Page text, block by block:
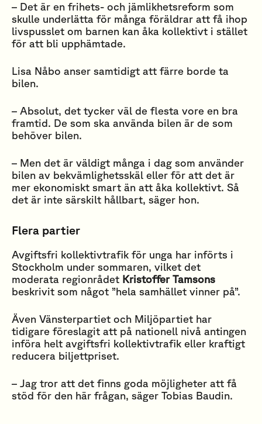
– Det är en frihets- och jämlikhetsreform som
skulle underlätta för många föräldrar att få ihop
livspusslet om barnen kan åka kollektivt i stället
för att bli upphämtade.
Lisa Nåbo anser samtidigt att färre borde ta
bilen.
– Absolut, det tycker väl de flesta vore en bra
framtid. De som ska använda bilen är de som
behöver bilen.
– Men det är väldigt många i dag som använder
bilen av bekvämlighetsskäl eller för att det är
mer ekonomiskt smart än att åka kollektivt. Så
det är inte särskilt hållbart, säger hon.
Flera partier
Avgiftsfri kollektivtrafik för unga har införts i
Stockholm under sommaren, vilket det
moderata regionrådet Kristoffer Tamsons
beskrivit som något ”hela samhället vinner på”.
Även Vänsterpartiet och Miljöpartiet har
tidigare föreslagit att på nationell nivå antingen
införa helt avgiftsfri kollektivtrafik eller kraftigt
reducera biljettpriset.
– Jag tror att det finns goda möjligheter att få
stöd för den här frågan, säger Tobias Baudin.